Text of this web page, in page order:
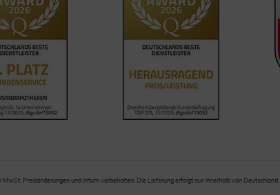
MwSt. Preisänderungen und Irrtum vorbehalten. Die Lieferung erfolgt nur innerhalb von Deutschland.